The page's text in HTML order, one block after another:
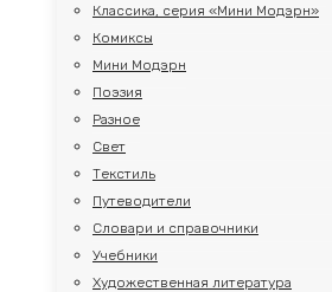
Классика, серия «Мини Модэрн»
Комиксы
Мини Модэрн
Поэзия
Разное
Свет
Текстиль
Путеводители
Словари и справочники
Учебники
Художественная литература